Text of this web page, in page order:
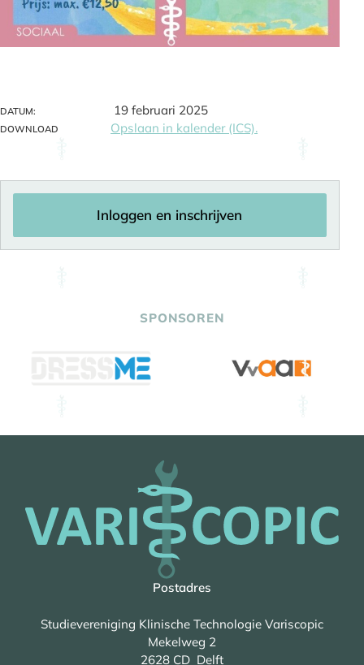
DATUM: 19 februari 2025
DOWNLOAD Opslaan in kalender (ICS).
Inloggen en inschrijven
SPONSOREN
Postadres
Studievereniging Klinische Technologie Variscopic
Mekelweg 2
2628 CD Delft